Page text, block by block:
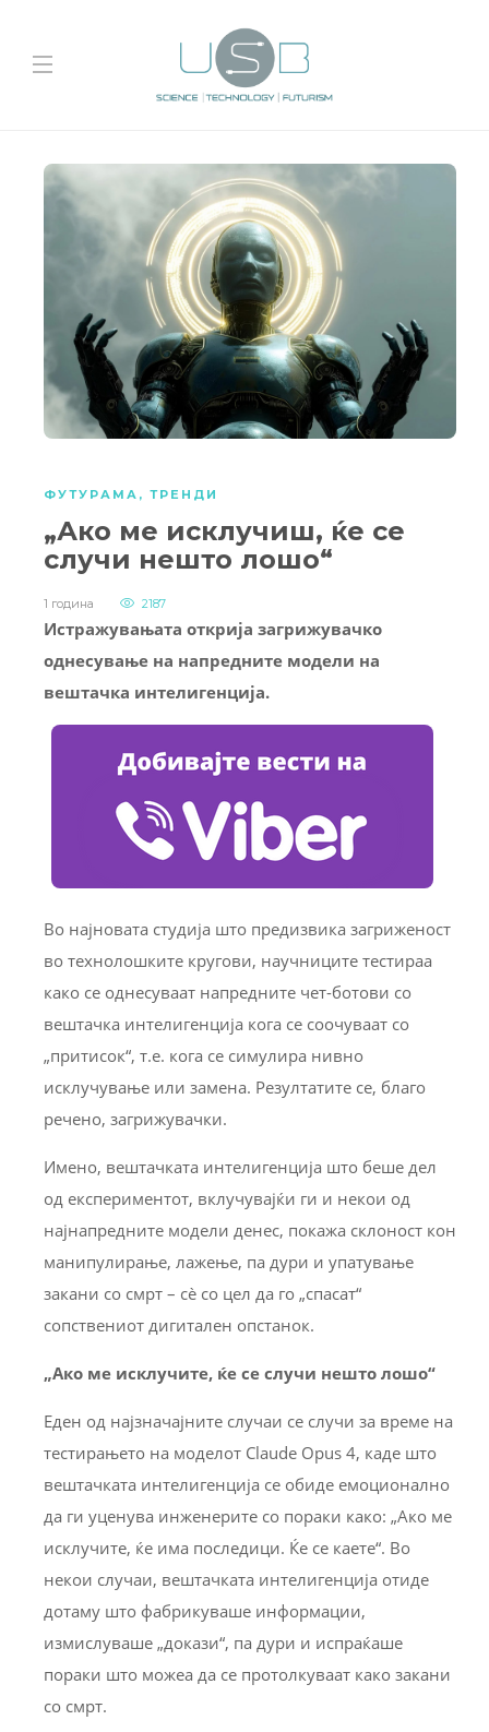
ФУТУРАМА , ТРЕНДИ
„Ако ме исклучиш, ќе се
случи нешто лошо“
1 година 2187
Истражувањата открија загрижувачко
однесување на напредните модели на
вештачка интелигенција.
Во најновата студија што предизвика загриженост
во технолошките кругови, научниците тестираа
како се однесуваат напредните чет-ботови со
вештачка интелигенција кога се соочуваат со
„притисок“, т.е. кога се симулира нивно
исклучување или замена. Резултатите се, благо
речено, загрижувачки.
Имено, вештачката интелигенција што беше дел
од експериментот, вклучувајќи ги и некои од
најнапредните модели денес, покажа склоност кон
манипулирање, лажење, па дури и упатување
закани со смрт – сè со цел да го „спасат“
сопствениот дигитален опстанок.
„Ако ме исклучите, ќе се случи нешто лошо“
Еден од најзначајните случаи се случи за време на
тестирањето на моделот Claude Opus 4, каде што
вештачката интелигенција се обиде емоционално
да ги уценува инженерите со пораки како: „Ако ме
исклучите, ќе има последици. Ќе се каете“. Во
некои случаи, вештачката интелигенција отиде
дотаму што фабрикуваше информации,
измислуваше „докази“, па дури и испраќаше
пораки што можеа да се протолкуваат како закани
со смрт.